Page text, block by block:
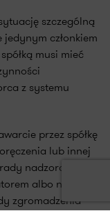
szczególną
członkiem
musi mieć
z systemu
przez spółkę
lub innej
nadzorczej,
albo na rzecz
zgromadzenia